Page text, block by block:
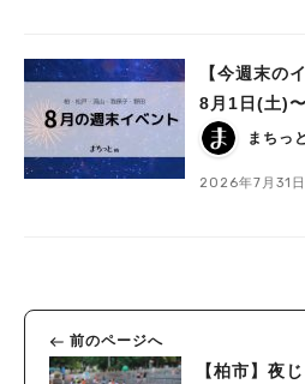
【今週末の
8月1日(土)
まちっ
2026年7月31日
前のページへ
【柏市】夜